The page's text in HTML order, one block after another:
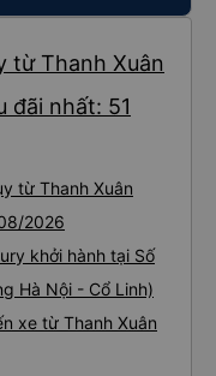
từ Thanh Xuân
đãi nhất: 51
từ Thanh Xuân
2026
khởi hành tại Số
Hà Nội - Cổ Linh)
xe từ Thanh Xuân